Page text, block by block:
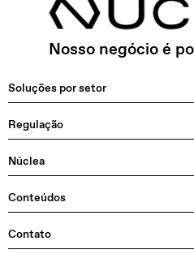
Nosso negócio é
Soluções por setor
Regulação
Núclea
Conteúdos
Contato